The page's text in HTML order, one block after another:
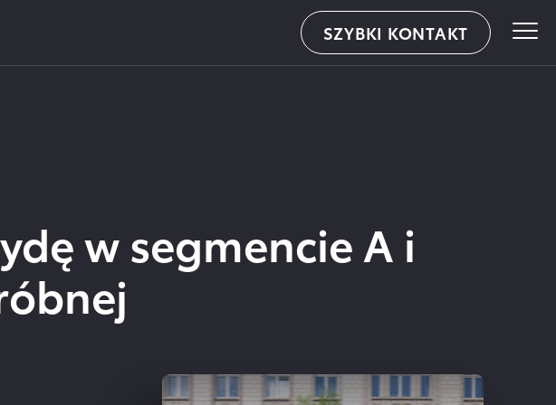
do WALDER – ul.Knurowska 8, Zabrze
SZYBKI KONTAKT
w segmencie A i